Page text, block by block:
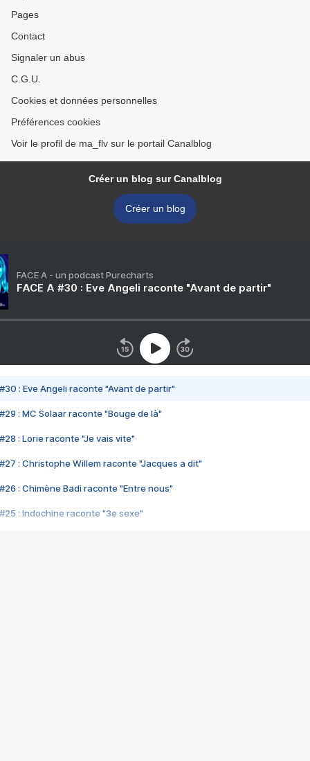
Pages
Contact
Signaler un abus
C.G.U.
Cookies et données personnelles
Préférences cookies
Voir le profil de ma_flv sur le portail Canalblog
Créer un blog sur Canalblog
Créer un blog
FACE A - un podcast Purecharts
FACE A #30 : Eve Angeli raconte "Avant de partir"
#30 : Eve Angeli raconte "Avant de partir"
#29 : MC Solaar raconte "Bouge de là"
#28 : Lorie raconte "Je vais vite"
#27 : Christophe Willem raconte "Jacques a dit"
#26 : Chimène Badi raconte "Entre nous"
#25 : Indochine raconte "3e sexe"